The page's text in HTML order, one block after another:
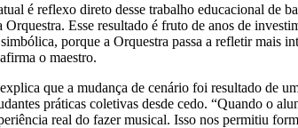
é reflexo direto desse trabalho educacional de
Esse resultado é fruto de anos de
porque a Orquestra passa a refletir mais
o maestro.
que a mudança de cenário foi resultado de
práticas coletivas desde cedo. “Quando o
real do fazer musical. Isso nos permitiu